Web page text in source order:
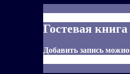
Гостевая книга
Добавить запись можно